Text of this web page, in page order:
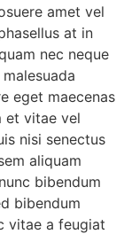
amet vel
at in
nec neque
eget maecenas
et vitae vel
nisi senectus
aliquam
bibendum
bibendum
vitae a feugiat